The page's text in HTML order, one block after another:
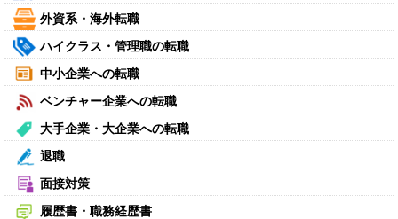
外資系・海外転職
ハイクラス・管理職の転職
中小企業への転職
ベンチャー企業への転職
大手企業・大企業への転職
退職
面接対策
履歴書・職務経歴書